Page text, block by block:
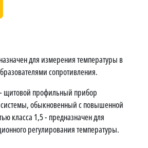
для измерения температуры в
сопротивления.
- щитовой профильный прибор
системы, обыкновенный с повышенной
класса 1,5 - предназначен для
регулирования температуры.